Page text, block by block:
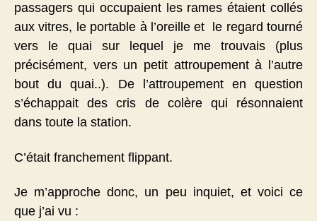
passagers qui occupaient les rames étaient collés
aux vitres, le portable à l’oreille et le regard tourné
vers le quai sur lequel je me trouvais (plus
précisément, vers un petit attroupement à l’autre
bout du quai..). De l’attroupement en question
s’échappait des cris de colère qui résonnaient
dans toute la station.
C’était franchement flippant.
Je m’approche donc, un peu inquiet, et voici ce
que j’ai vu :